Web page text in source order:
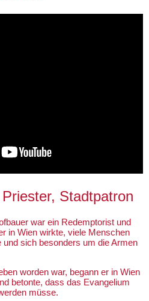
Stadtpatron
war ein Redemptorist und
in Wien wirkte, viele Menschen
und sich besonders um die Armen
worden war, begann er in Wien
betonte, dass das Evangelium
müsse.